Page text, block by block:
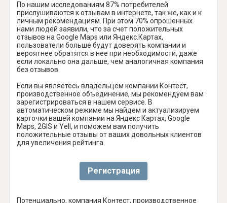
По нашим исследованиям 87% потребителей
прислушиваются к отзывам в интернете, так же, как и к
личным рекомендациям. При этом 70% опрошенных
нами людей заявили, что за счет положительных
отзывов на Google Maps или Яндекс.Картах,
пользователи больше будут доверять компании и
вероятнее обратятся в нее при необходимости, даже
если локально она дальше, чем аналогичная компания
без отзывов.
Если вы являетесь владельцем компании Контест,
производственное объединение, мы рекомендуем вам
зарегистрироваться в нашем сервисе. В
автоматическом режиме мы найдем и актуализируем
карточки вашей компании на Яндекс Картах, Google
Maps, 2GIS и Yell, и поможем вам получить
положительные отзывы от ваших довольных клиентов
для увеличения рейтинга.
Регистрация
Потенциально, компания Контест, производственное